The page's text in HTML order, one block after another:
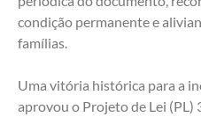
condição permanente e
famílias.
Uma vitória histórica para a
aprovou o Projeto de Lei (PL)